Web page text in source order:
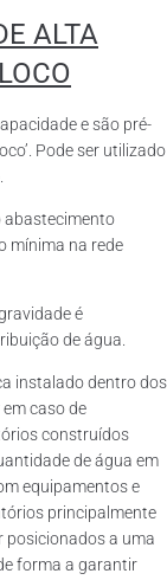
ALTA
e são pré-
Pode ser utilizado
abastecimento
mínima na rede
é
de água.
instalado dentro dos
caso de
construídos
de água em
equipamentos e
principalmente
posicionados a uma
forma a garantir